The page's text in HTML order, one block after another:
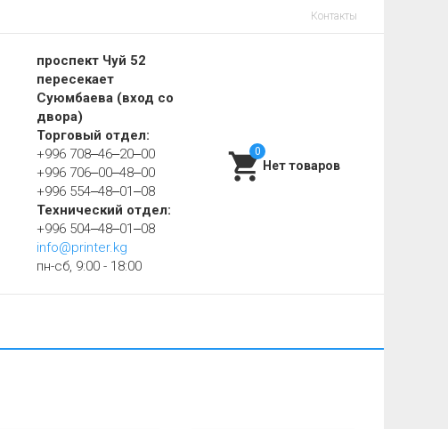
Контакты
проспект Чуй 52
пересекает
Суюмбаева (вход со
двора)
Торговый отдел:
+996 708‒46‒20‒00
+996 706‒00‒48‒00
+996 554‒48‒01‒08
Технический отдел:
+996 504‒48‒01‒08
info@printer.kg
пн-сб, 9:00 - 18:00
0